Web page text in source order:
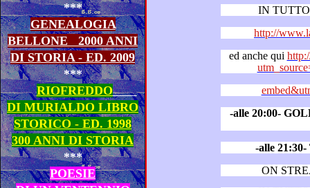
***
GENEALOGIA
BELLONE
2000 ANNI
DI STORIA - ED. 2009
***
RIOFREDDO
DI MURIALDO LIBRO
STORICO - ED. 1998
300 ANNI DI STORIA
***
POESIE
IN
http://
ed anche qui
-alle 20:00-
-alle
ON